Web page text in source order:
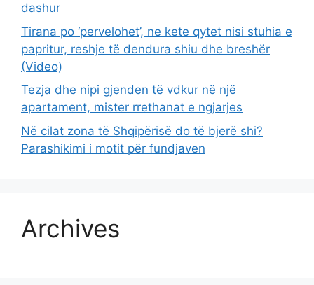
dashur
Tirana po ‘pervelohet’, ne kete qytet nisi stuhia e
papritur, reshje të dendura shiu dhe breshër
(Video)
Tezja dhe nipi gjenden të vdkur në një
apartament, mister rrethanat e ngjarjes
Në cilat zona të Shqipërisë do të bjerë shi?
Parashikimi i motit për fundjaven
Archives